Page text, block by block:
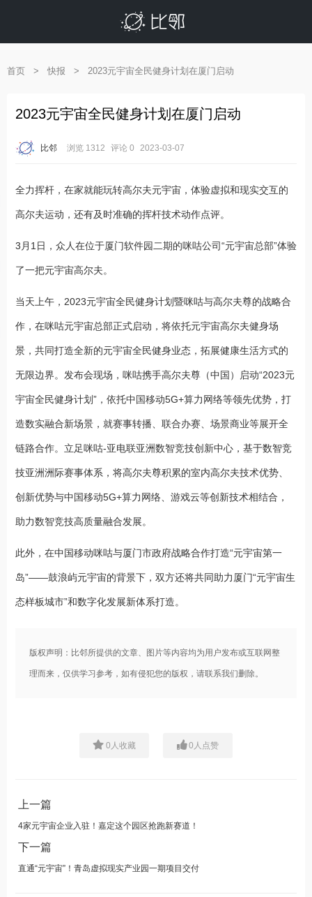
首页 > 快报 > 2023元宇宙全民健身计划在厦门启动
2023元宇宙全民健身计划在厦门启动
比邻 浏览 1312 评论 0 2023-03-07
全力挥杆，在家就能玩转高尔夫元宇宙，体验虚拟和现实交互的
高尔夫运动，还有及时准确的挥杆技术动作点评。
3月1日，众人在位于厦门软件园二期的咪咕公司“元宇宙总部”体验
了一把元宇宙高尔夫。
当天上午，2023元宇宙全民健身计划暨咪咕与高尔夫尊的战略合
作，在咪咕元宇宙总部正式启动，将依托元宇宙高尔夫健身场
景，共同打造全新的元宇宙全民健身业态，拓展健康生活方式的
无限边界。发布会现场，咪咕携手高尔夫尊（中国）启动“2023元
宇宙全民健身计划”，依托中国移动5G+算力网络等领先优势，打
造数实融合新场景，就赛事转播、联合办赛、场景商业等展开全
链路合作。立足咪咕-亚电联亚洲数智竞技创新中心，基于数智竞
技亚洲洲际赛事体系，将高尔夫尊积累的室内高尔夫技术优势、
创新优势与中国移动5G+算力网络、游戏云等创新技术相结合，
助力数智竞技高质量融合发展。
此外，在中国移动咪咕与厦门市政府战略合作打造“元宇宙第一
岛”——鼓浪屿元宇宙的背景下，双方还将共同助力厦门“元宇宙生
态样板城市”和数字化发展新体系打造。
版权声明：比邻所提供的文章、图片等内容均为用户发布或互联网整
理而来，仅供学习参考，如有侵犯您的版权，请联系我们删除。
0 人收藏 0 人点赞
上一篇
4家元宇宙企业入驻！嘉定这个园区抢跑新赛道！
下一篇
直通“元宇宙”！青岛虚拟现实产业园一期项目交付